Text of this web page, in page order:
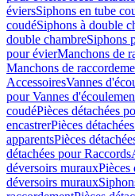
éviersSiphons en tube
coudéSiphons à double
double chambreSiphons
pour évierManchons de
Manchons de
AccessoiresVannes
pour Vannes
coudéPièces détachées
encastrerPièces
apparentsPièces
détachées pour Raccords
déversoirs murauxPièces
déversoirs muraux